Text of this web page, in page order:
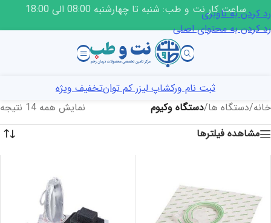
رد کردن به ناوبری
رد کردن به محتوای اصلی
ساعت کار نت و طب: شنبه تا چهارشنبه 08:00 الی 18:00
ثبت نام ورکشاپ لیزر کم توانتخفیف ویژه
خانه/دستگاه ها/دستگاه وکیوم
نمایش همه 14 نتیجه
مشاهده فیلترها